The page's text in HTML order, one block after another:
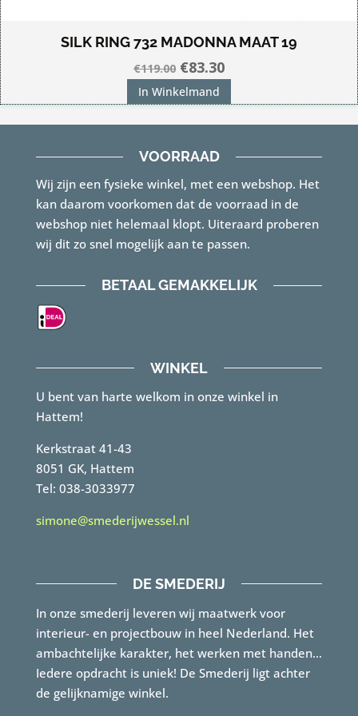
SILK RING 732 MADONNA MAAT 19
€119.00 Oorspronkelijke
prijs
was:
€119.00.
€83.30Huidige
is:
€83.30.
In Winkelmand
VOORRAAD
Wij zijn een fysieke winkel, met een webshop. Het
kan daarom voorkomen dat de voorraad in de
webshop niet helemaal klopt. Uiteraard proberen
wij dit zo snel mogelijk aan te passen.
BETAAL GEMAKKELIJK
WINKEL
U bent van harte welkom in onze winkel in
Hattem!
Kerkstraat 41-43
8051 GK, Hattem
Tel: 038-3033977
simone@smederijwessel.nl
DE SMEDERIJ
In onze smederij leveren wij maatwerk voor
interieur- en projectbouw in heel Nederland. Het
ambachtelijke karakter, het werken met handen…
Iedere opdracht is uniek! De Smederij ligt achter
de gelijknamige winkel.